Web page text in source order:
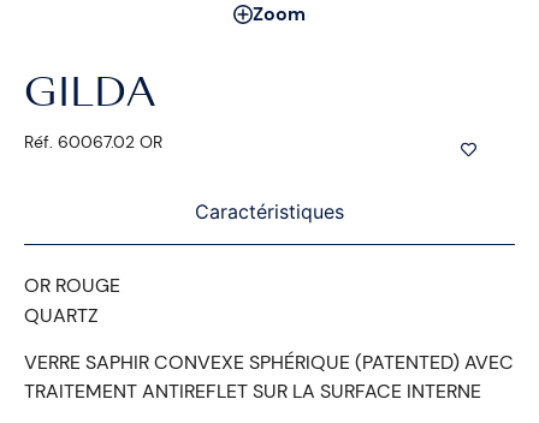
Zoom
GILDA
Réf. 60067.02 OR
Caractéristiques
OR ROUGE
QUARTZ
VERRE SAPHIR CONVEXE SPHÉRIQUE (PATENTED) AVEC
TRAITEMENT ANTIREFLET SUR LA SURFACE INTERNE